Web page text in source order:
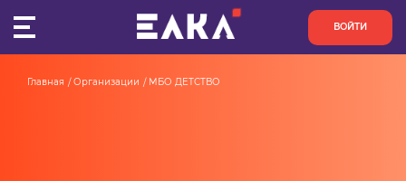
ВОЙТИ
Главная Организации МБО ДЕТСТВО